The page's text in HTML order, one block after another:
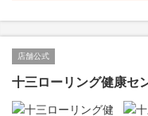
店舗公式
十三ローリング健康セ